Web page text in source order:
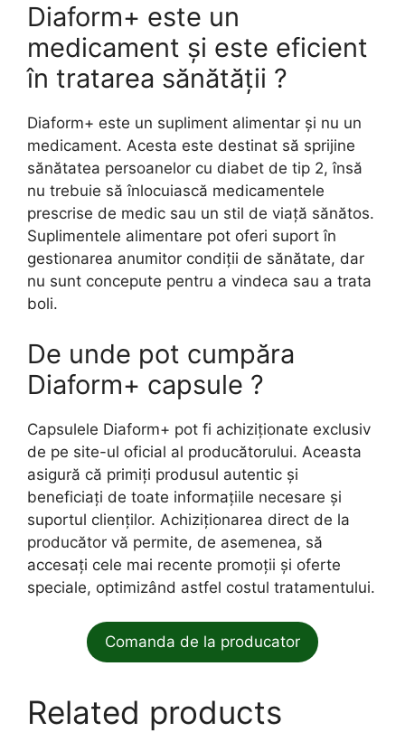
Diaform+ este un
medicament și este eficient
în tratarea sănătății ?
Diaform+ este un supliment alimentar și nu un
medicament. Acesta este destinat să sprijine
sănătatea persoanelor cu diabet de tip 2, însă
nu trebuie să înlocuiască medicamentele
prescrise de medic sau un stil de viață sănătos.
Suplimentele alimentare pot oferi suport în
gestionarea anumitor condiții de sănătate, dar
nu sunt concepute pentru a vindeca sau a trata
boli.
De unde pot cumpăra
Diaform+ capsule ?
Capsulele Diaform+ pot fi achiziționate exclusiv
de pe site-ul oficial al producătorului. Aceasta
asigură că primiți produsul autentic și
beneficiați de toate informațiile necesare și
suportul clienților. Achiziționarea direct de la
producător vă permite, de asemenea, să
accesați cele mai recente promoții și oferte
speciale, optimizând astfel costul tratamentului.
Comanda de la producator
Related products